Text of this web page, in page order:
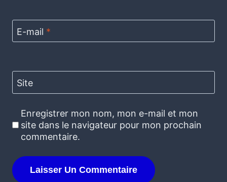
E-mail *
Site
Enregistrer mon nom, mon e-mail et mon
site dans le navigateur pour mon prochain
commentaire.